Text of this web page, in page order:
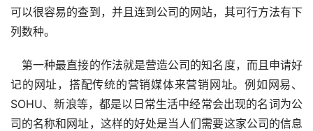
可以很容易的查到，并且连到公司的网站，其可行方法有下
列数种。
第一种最直接的作法就是营造公司的知名度，而且申请好
记的网址，搭配传统的营销媒体来营销网址。例如网易、
SOHU、新浪等，都是以日常生活中经常会出现的名词为公
司的名称和网址，这样的好处是当人们需要这家公司的信息